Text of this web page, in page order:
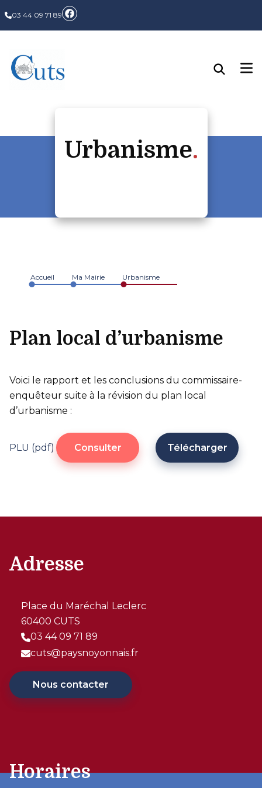
03 44 09 71 89
Urbanisme
Accueil Ma Mairie Urbanisme
Plan local d’urbanisme
Voici le rapport et les conclusions du commissaire-
enquêteur suite à la révision du plan local
d’urbanisme :
PLU (pdf) Consulter Télécharger
Adresse
Place du Maréchal Leclerc
60400 CUTS
03 44 09 71 89
cuts@paysnoyonnais.fr
Nous contacter
Horaires